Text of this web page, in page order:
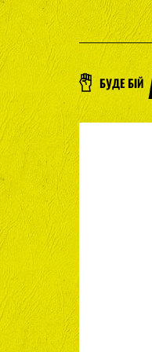
БУДЕ БІЙ